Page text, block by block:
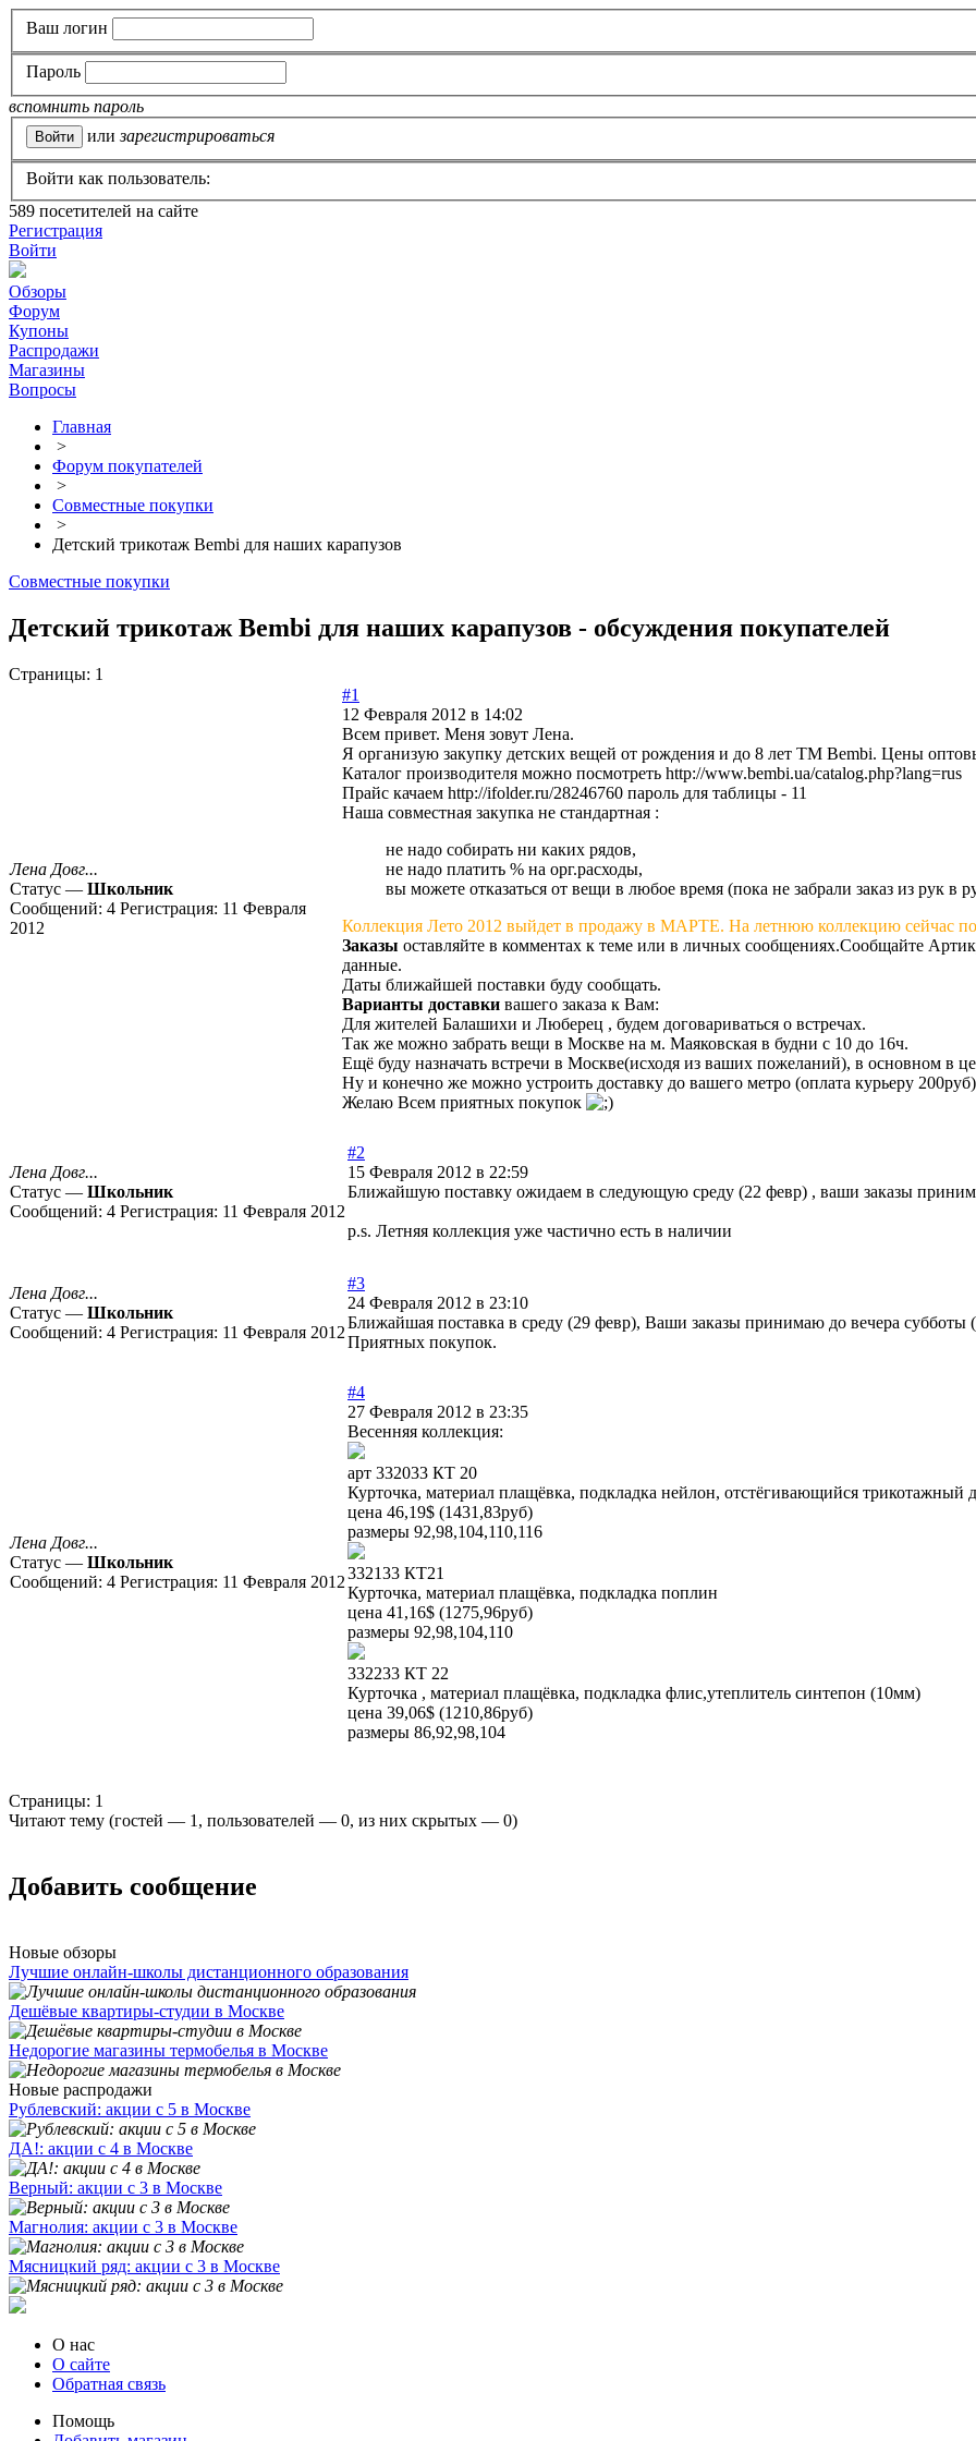
Ваш логин
Пароль
вспомнить пароль
или зарегистрироваться
Войти как пользователь:
589 посетителей на сайте
Регистрация
Войти
Обзоры
Форум
Купоны
Распродажи
Магазины
Вопросы
Главная
>
Форум покупателей
>
Совместные покупки
>
Детский трикотаж Bembi для наших карапузов
Совместные покупки
Детский трикотаж Bembi для наших карапузов - обсуждения покупателей
Страницы: 1
Лена Довг...
Статус — Школьник
Сообщений: 4 Регистрация: 11 Февраля
2012
#1
12 Февраля 2012 в 14:02
Всем привет. Меня зовут Лена.
Я организую закупку детских вещей от рождения и до 8 лет TM Bembi. Цены
Каталог производителя можно посмотреть http://www.bembi.ua/catalog.php?lang=rus
Прайс качаем http://ifolder.ru/28246760 пароль для таблицы - 11
Наша совместная закупка не стандартная :
не надо собирать ни каких рядов,
не надо платить % на орг.расходы,
вы можете отказаться от вещи в любое время (пока не забрали заказ из рук в
Коллекция Лето 2012 выйдет в продажу в МАРТЕ. На летнюю коллекцию сейчас
Заказы оставляйте в комментах к теме или в личных сообщениях.Сообщайте
данные.
Даты ближайшей поставки буду сообщать.
Варианты доставки вашего заказа к Вам:
Для жителей Балашихи и Люберец , будем договариваться о встречах.
Так же можно забрать вещи в Москве на м. Маяковская в будни с 10 до 16ч.
Ещё буду назначать встречи в Москве(исходя из ваших пожеланий), в основном в
Ну и конечно же можно устроить доставку до вашего метро (оплата курьеру
Желаю Всем приятных покупок
Лена Довг...
Статус — Школьник
Сообщений: 4 Регистрация: 11 Февраля 2012
#2
15 Февраля 2012 в 22:59
Ближайшую поставку ожидаем в следующую среду (22 февр) , ваши заказы
p.s. Летняя коллекция уже частично есть в наличии
Лена Довг...
Статус — Школьник
Сообщений: 4 Регистрация: 11 Февраля 2012
#3
24 Февраля 2012 в 23:10
Ближайшая поставка в среду (29 февр), Ваши заказы принимаю до вечера субботы
Приятных покупок.
Лена Довг...
Статус — Школьник
Сообщений: 4 Регистрация: 11 Февраля 2012
#4
27 Февраля 2012 в 23:35
Весенняя коллекция:
арт 332033 КТ 20
Курточка, материал плащёвка, подкладка нейлон, отстёгивающийся трикотажный
цена 46,19$ (1431,83руб)
размеры 92,98,104,110,116
332133 КТ21
Курточка, материал плащёвка, подкладка поплин
цена 41,16$ (1275,96руб)
размеры 92,98,104,110
332233 КТ 22
Курточка , материал плащёвка, подкладка флис,утеплитель синтепон (10мм)
цена 39,06$ (1210,86руб)
размеры 86,92,98,104
Страницы: 1
Читают тему (гостей — 1 , пользователей — 0, из них скрытых — 0)
Добавить сообщение
Новые обзоры
Лучшие онлайн-школы дистанционного образования
Дешёвые квартиры-студии в Москве
Недорогие магазины термобелья в Москве
Новые распродажи
Рублевский: акции с 5 в Москве
ДА!: акции с 4 в Москве
Верный: акции с 3 в Москве
Магнолия: акции с 3 в Москве
Мясницкий ряд: акции с 3 в Москве
О нас
О сайте
Обратная связь
Помощь